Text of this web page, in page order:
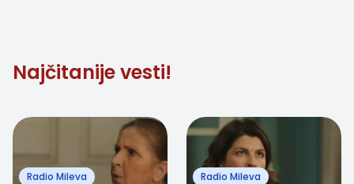
Najčitanije vesti!
Radio Mileva Radio Mileva